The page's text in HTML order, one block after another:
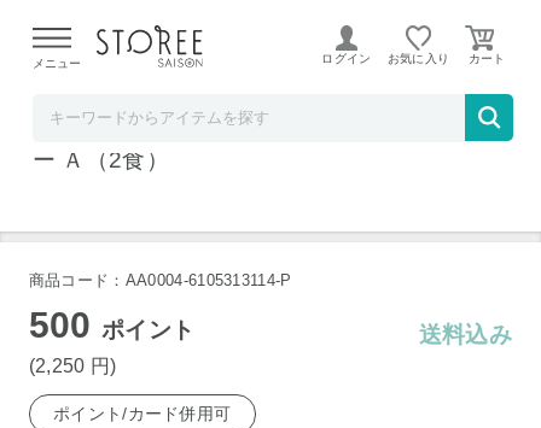
よる配送遅延が発生しております。
メニュー ログイン お気に入り
岩手県産十文字鶏手羽元のバターチキンカレ
ー Ａ（2食）
商品コード：AA0004-6105313114-P
500ポイント
(2,250 円)
送料込み
ポイント/カード併用可